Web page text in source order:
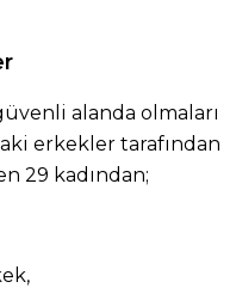
alanda olmaları
erkekler tarafından
29 kadından;